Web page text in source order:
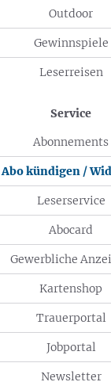
Outdoor
Gewinnspiele
Leserreisen
Service
Abonnements
Abo kündigen /
Leserservice
Abocard
Gewerbliche
Kartenshop
Trauerportal
Jobportal
Newsletter